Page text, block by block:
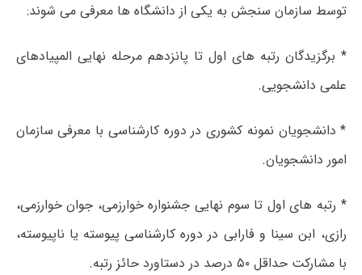
توسط سازمان سنجش به یکی از دانشگاه ها معرفی می شوند:
* برگزیدگان رتبه های اول تا پانزدهم مرحله نهایی المپیادهای
علمی دانشجویی.
* دانشجویان نمونه کشوری در دوره کارشناسی با معرفی سازمان
امور دانشجویان.
* رتبه های اول تا سوم نهایی جشنواره خوارزمی، جوان خوارزمی،
رازی، ابن سینا و فارابی در دوره کارشناسی پیوسته یا ناپیوسته،
با مشارکت حداقل ۵۰ درصد در دستاورد حائز رتبه.